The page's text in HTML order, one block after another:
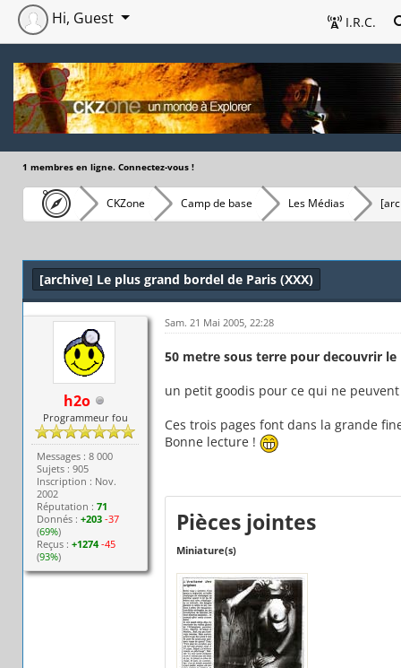
I.R.C.
Hi, Guest
1 membres en ligne. Connectez-vous !
CKZone Camp de base Les Médias
[archive] Le plus grand bordel de Paris (XXX)
h2o
Programmeur fou
Messages : 8 000
Sujets : 905
Inscription : Nov.
2002
Réputation :71
Donnés :+203 -37
(69%)
Reçus :+1274 -45
(93%)
Sam. 21 Mai 2005, 22:28
50 metre sous terre pour decouvrir
un petit goodis pour ce qui ne
Ces trois pages font dans la grande
Bonne lecture !
Pièces jointes
Miniature(s)